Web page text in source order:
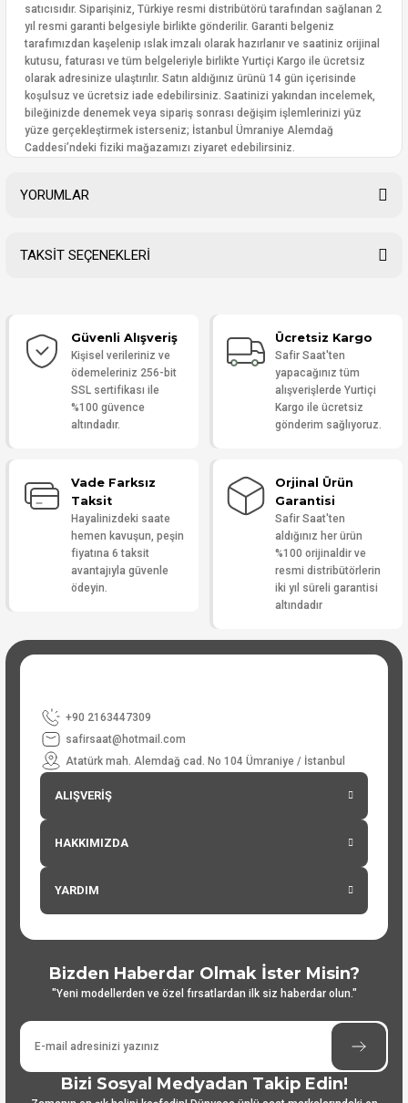
satıcısıdır. Siparişiniz, Türkiye resmi distribütörü tarafından sağlanan 2
yıl resmi garanti belgesiyle birlikte gönderilir. Garanti belgeniz
tarafımızdan kaşelenip ıslak imzalı olarak hazırlanır ve saatiniz orijinal
kutusu, faturası ve tüm belgeleriyle birlikte Yurtiçi Kargo ile ücretsiz
olarak adresinize ulaştırılır. Satın aldığınız ürünü 14 gün içerisinde
koşulsuz ve ücretsiz iade edebilirsiniz. Saatinizi yakından incelemek,
bileğinizde denemek veya sipariş sonrası değişim işlemlerinizi yüz
yüze gerçekleştirmek isterseniz; İstanbul Ümraniye Alemdağ
Caddesi’ndeki fiziki mağazamızı ziyaret edebilirsiniz.
YORUMLAR
Yorum Yaz
TAKSİT SEÇENEKLERİ
Güvenli Alışveriş
Kişisel verileriniz ve
ödemeleriniz 256-bit
SSL sertifikası ile
%100 güvence
altındadır.
Ücretsiz Kargo
Safir Saat'ten
yapacağınız tüm
alışverişlerde Yurtiçi
Kargo ile ücretsiz
gönderim sağlıyoruz.
Vade Farksız
Taksit
Hayalinizdeki saate
hemen kavuşun, peşin
fiyatına 6 taksit
avantajıyla güvenle
ödeyin.
Orjinal Ürün
Garantisi
Safir Saat'ten
aldığınız her ürün
%100 orijinaldir ve
resmi distribütörlerin
iki yıl süreli garantisi
altındadır
+90 2163447309
safirsaat@hotmail.com
Atatürk mah. Alemdağ cad. No 104 Ümraniye / İstanbul
ALIŞVERİŞ
HAKKIMIZDA
YARDIM
Bizden Haberdar Olmak İster Misin?
"Yeni modellerden ve özel fırsatlardan ilk siz haberdar olun."
Bizi Sosyal Medyadan Takip Edin!